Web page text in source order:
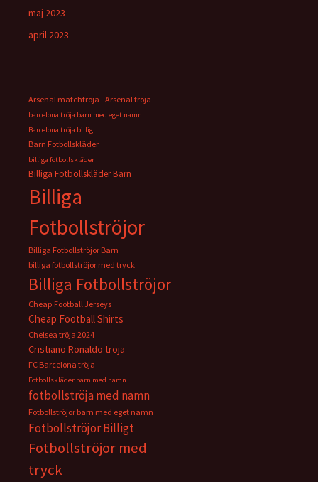
maj 2023
april 2023
Arsenal matchtröja Arsenal tröja
barcelona tröja barn med eget namn
Barcelona tröja billigt
Barn Fotbollskläder
billiga fotbollskläder
Billiga Fotbollskläder Barn
Billiga
Fotbollströjor
Billiga Fotbollströjor Barn
billiga fotbollströjor med tryck
Billiga Fotbollströjor
Cheap Football Jerseys
Cheap Football Shirts
Chelsea tröja 2024
Cristiano Ronaldo tröja
FC Barcelona tröja
Fotbollskläder barn med namn
fotbollströja med namn
Fotbollströjor barn med eget namn
Fotbollströjor Billigt
Fotbollströjor med
tryck